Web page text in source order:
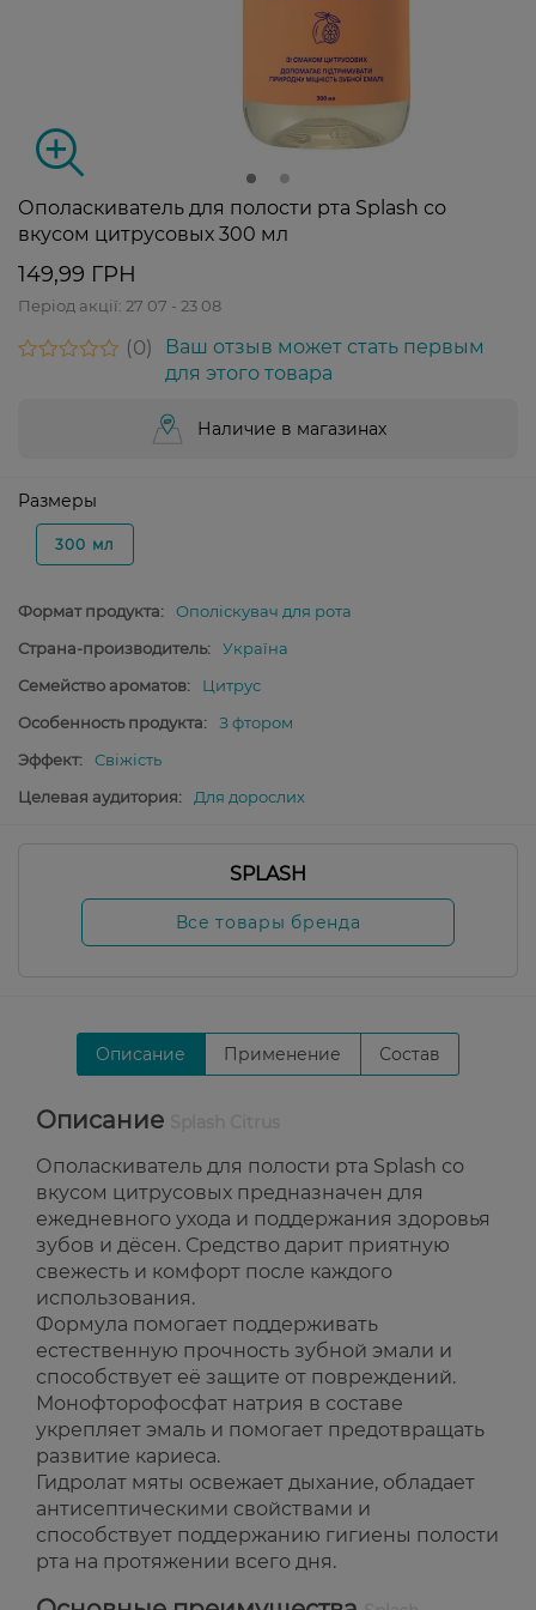
Ополаскиватель для полости рта Splash со
вкусом цитрусовых 300 мл
149,99 ГРН
Період акції: 27 07 - 23 08
0
Ваш отзыв может стать первым
для этого товара
Наличие в магазинах
Размеры
300 мл
Формат продукта:
Ополіскувач для рота
Страна-производитель:
Україна
Семейство ароматов:
Цитрус
Особенность продукта:
З фтором
Эффект:
Свіжість
Целевая аудитория:
Для дорослих
SPLASH
Все товары бренда
Описание Применение Состав
Описание
Ополаскиватель для полости рта Splash со
вкусом цитрусовых предназначен для
ежедневного ухода и поддержания здоровья
зубов и дёсен. Средство дарит приятную
свежесть и комфорт после каждого
использования.
Формула помогает поддерживать
естественную прочность зубной эмали и
способствует её защите от повреждений.
Монофторофосфат натрия в составе
укрепляет эмаль и помогает предотвращать
развитие кариеса.
Гидролат мяты освежает дыхание, обладает
антисептическими свойствами и
способствует поддержанию гигиены полости
рта на протяжении всего дня.